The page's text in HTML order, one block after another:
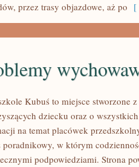
przez trasy objazdowe, aż po [
Kubuś to miejsce stworzone
dziecku oraz o
na temat placówek
poradnikowy, w którym
podpowiedziami. Strona